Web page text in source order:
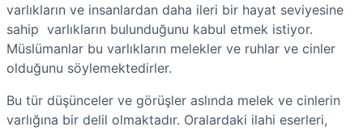
varlıkların ve insanlardan daha ileri bir hayat seviyesine
sahip varlıkların bulunduğunu kabul etmek istiyor.
Müslümanlar bu varlıkların melekler ve ruhlar ve cinler
olduğunu söylemektedirler.
Bu tür düşünceler ve görüşler aslında melek ve cinlerin
varlığına bir delil olmaktadır. Oralardaki ilahi eserleri,